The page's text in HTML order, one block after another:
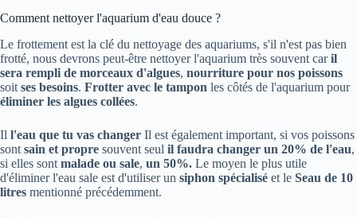
Comment nettoyer l'aquarium d'eau douce ?
Le frottement est la clé du nettoyage des aquariums, s'il n'est pas bien
frotté, nous devrons peut-être nettoyer l'aquarium très souvent caril
sera rempli de morceaux d'algues, nourriture pour nos poissons
soit ses besoins. Frotter avec le tampon les côtés de l'aquarium pour
éliminer les algues collées.
Il l'eau que tu vas changer Il est également important, si vos poissons
sont sain et propre souvent seul il faudra changer un 20% de l'eau,
si elles sont malade ou sale, un 50%. Le moyen le plus utile
d'éliminer l'eau sale est d'utiliser un siphon spécialisé et le Seau de 10
litres mentionné précédemment.